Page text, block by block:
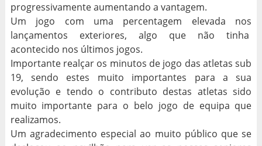
progressivamente aumentando a vantagem.
Um jogo com uma percentagem elevada nos
lançamentos exteriores, algo que não tinha
acontecido nos últimos jogos.
Importante realçar os minutos de jogo das atletas sub
19, sendo estes muito importantes para a sua
evolução e tendo o contributo destas atletas sido
muito importante para o belo jogo de equipa que
realizamos.
Um agradecimento especial ao muito público que se